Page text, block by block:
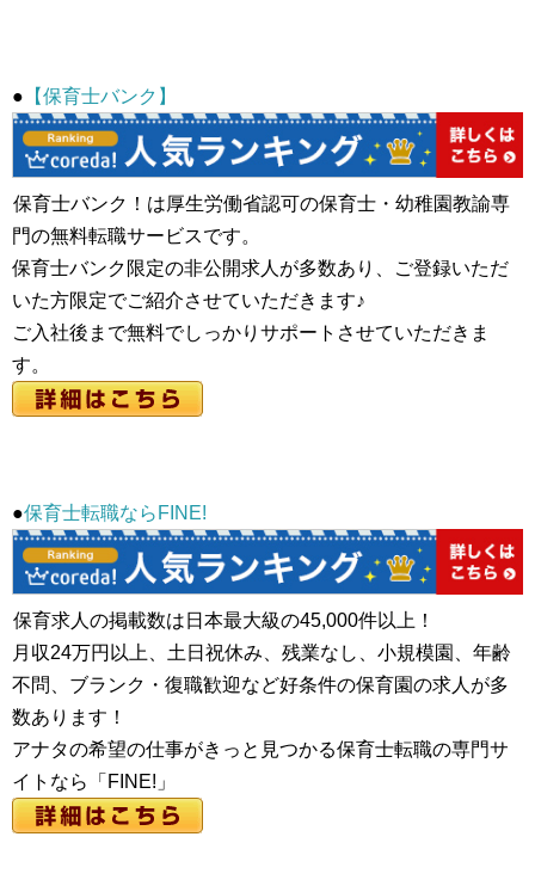
● 【保育士バンク】
保育士バンク！は厚生労働省認可の保育士・幼稚園教諭専
門の無料転職サービスです。
保育士バンク限定の非公開求人が多数あり、ご登録いただ
いた方限定でご紹介させていただきます♪
ご入社後まで無料でしっかりサポートさせていただきま
す。
●保育士転職ならFINE!
保育求人の掲載数は日本最大級の45,000件以上！
月収24万円以上、土日祝休み、残業なし、小規模園、年齢
不問、ブランク・復職歓迎など好条件の保育園の求人が多
数あります！
アナタの希望の仕事がきっと見つかる保育士転職の専門サ
イトなら「FINE!」